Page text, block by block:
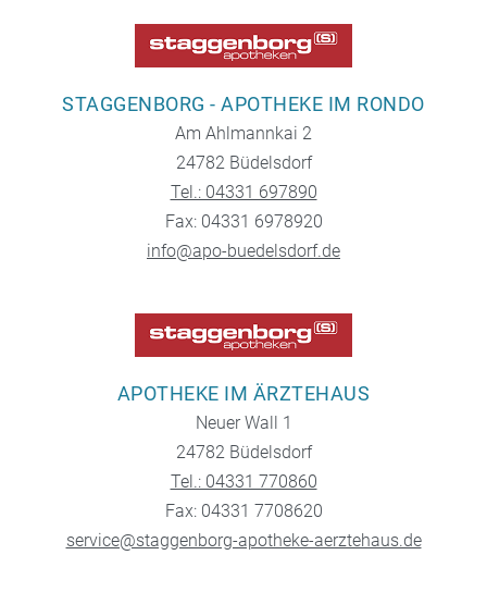
STAGGENBORG - APOTHEKE IM RONDO
Am Ahlmannkai 2
24782 Büdelsdorf
Tel.: 04331 697890
Fax: 04331 6978920
info@apo-buedelsdorf.de
APOTHEKE IM ÄRZTEHAUS
Neuer Wall 1
24782 Büdelsdorf
Tel.: 04331 770860
Fax: 04331 7708620
service@staggenborg-apotheke-aerztehaus.de